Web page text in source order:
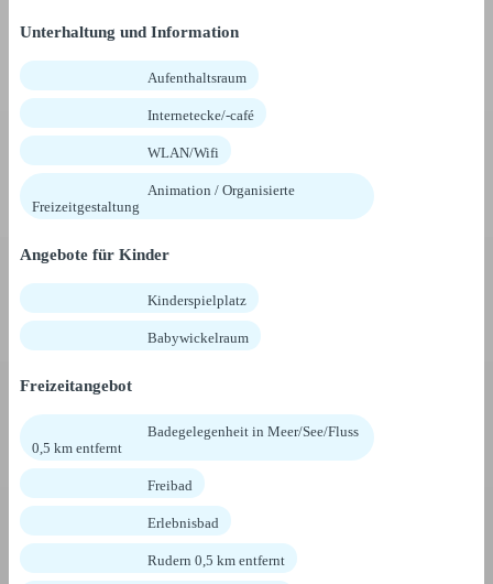
Unterhaltung und Information
Aufenthaltsraum
Internetecke/-café
WLAN/Wifi
Animation / Organisierte
Freizeitgestaltung
Angebote für Kinder
Kinderspielplatz
Babywickelraum
Freizeitangebot
Badegelegenheit in Meer/See/Fluss
0,5 km entfernt
Freibad
Erlebnisbad
Rudern 0,5 km entfernt